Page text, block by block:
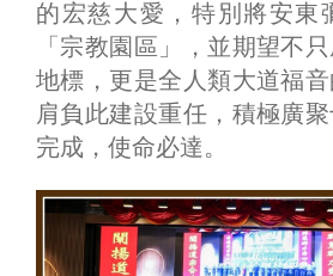
的宏慈大愛，特別將安東
「宗教園區」，並期望不
地標，更是全人類大道福
肩負此建設重任，積極廣
完成，使命必達。